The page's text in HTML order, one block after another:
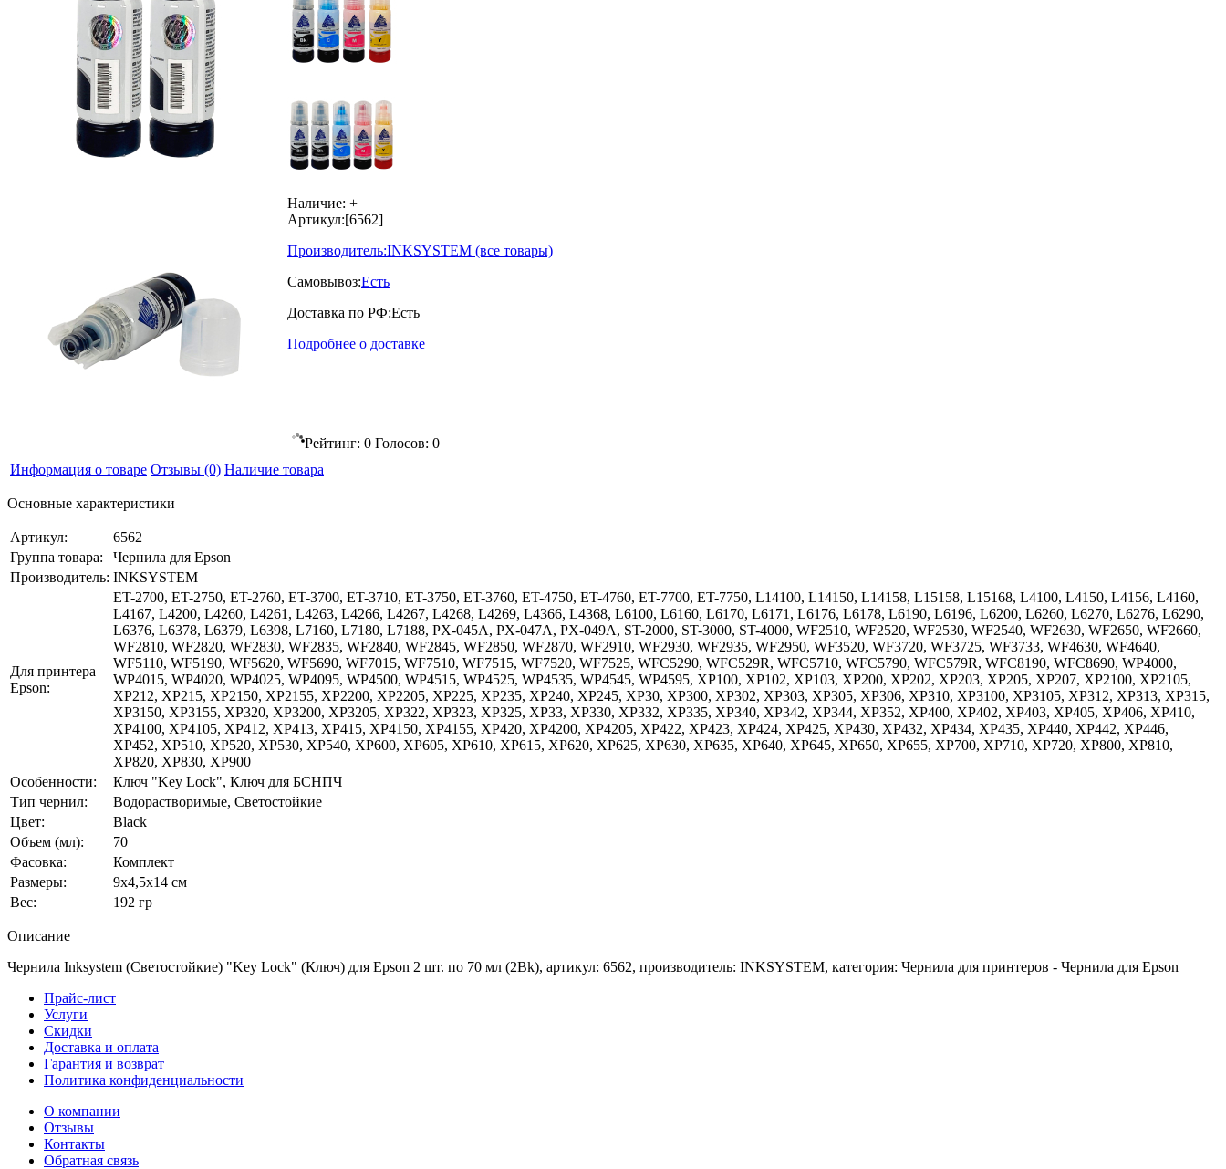
Наличие: +
Артикул:[6562]
Производитель:INKSYSTEM (все товары)
Самовывоз:Есть
Доставка по РФ:Есть
Подробнее о доставке
Рейтинг: 0 Голосов: 0
Информация о товаре Отзывы (0) Наличие товара
Основные характеристики
Артикул:
6562
Группа товара:
Чернила для Epson
Производитель: INKSYSTEM
Для принтера
Epson:
ET-2700, ET-2750, ET-2760, ET-3700, ET-3710, ET-3750, ET-3760, ET-4750, ET-4760, ET-7700, ET-7750, L14100, L14150, L14158, L15158, L15168, L4100, L4150, L4156, L4160,
L4167, L4200, L4260, L4261, L4263, L4266, L4267, L4268, L4269, L4366, L4368, L6100, L6160, L6170, L6171, L6176, L6178, L6190, L6196, L6200, L6260, L6270, L6276, L6290,
L6376, L6378, L6379, L6398, L7160, L7180, L7188, PX-045A, PX-047A, PX-049A, ST-2000, ST-3000, ST-4000, WF2510, WF2520, WF2530, WF2540, WF2630, WF2650, WF2660,
WF2810, WF2820, WF2830, WF2835, WF2840, WF2845, WF2850, WF2870, WF2910, WF2930, WF2935, WF2950, WF3520, WF3720, WF3725, WF3733, WF4630, WF4640,
WF5110, WF5190, WF5620, WF5690, WF7015, WF7510, WF7515, WF7520, WF7525, WFC5290, WFC529R, WFC5710, WFC5790, WFC579R, WFC8190, WFC8690, WP4000,
WP4015, WP4020, WP4025, WP4095, WP4500, WP4515, WP4525, WP4535, WP4545, WP4595, XP100, XP102, XP103, XP200, XP202, XP203, XP205, XP207, XP2100, XP2105,
XP212, XP215, XP2150, XP2155, XP2200, XP2205, XP225, XP235, XP240, XP245, XP30, XP300, XP302, XP303, XP305, XP306, XP310, XP3100, XP3105, XP312, XP313, XP315,
XP3150, XP3155, XP320, XP3200, XP3205, XP322, XP323, XP325, XP33, XP330, XP332, XP335, XP340, XP342, XP344, XP352, XP400, XP402, XP403, XP405, XP406, XP410,
XP4100, XP4105, XP412, XP413, XP415, XP4150, XP4155, XP420, XP4200, XP4205, XP422, XP423, XP424, XP425, XP430, XP432, XP434, XP435, XP440, XP442, XP446,
XP452, XP510, XP520, XP530, XP540, XP600, XP605, XP610, XP615, XP620, XP625, XP630, XP635, XP640, XP645, XP650, XP655, XP700, XP710, XP720, XP800, XP810,
XP820, XP830, XP900
Особенности:
Ключ "Key Lock", Ключ для БСНПЧ
Тип чернил:
Водорастворимые, Светостойкие
Цвет:
Black
Объем (мл):
70
Фасовка:
Комплект
Размеры:
9x4,5x14 см
Вес:
192 гр
Описание
Чернила Inksystem (Светостойкие) "Key Lock" (Ключ) для Epson 2 шт. по 70 мл (2Bk), артикул: 6562, производитель: INKSYSTEM, категория: Чернила для принтеров - Чернила для Epson
Прайс-лист
Услуги
Скидки
Доставка и оплата
Гарантия и возврат
Политика конфиденциальности
О компании
Отзывы
Контакты
Обратная связь